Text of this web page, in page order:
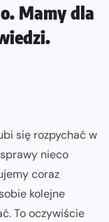
Mamy dla
się rozpychać w
nieco
coraz
kolejne
To oczywiście